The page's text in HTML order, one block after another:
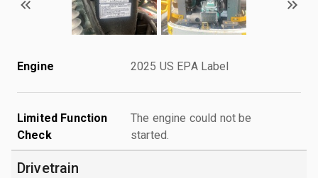
Engine 2025 US EPA Label
Limited Function
Check
The engine could not be
started.
Drivetrain